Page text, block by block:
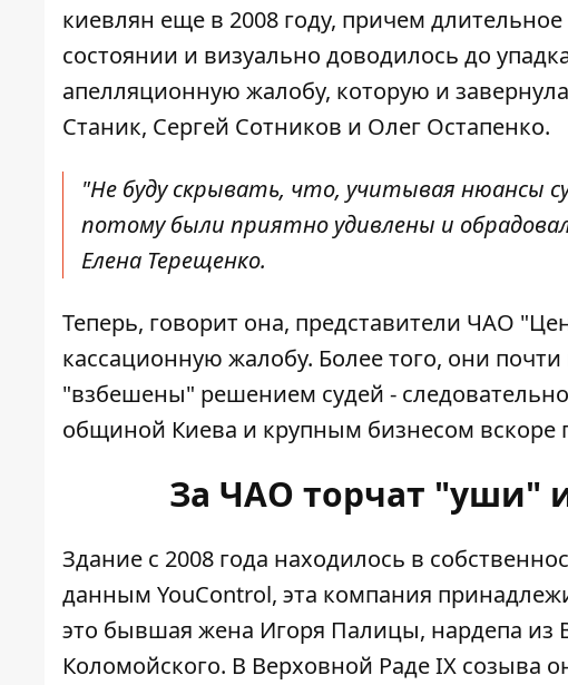
киевлян еще в 2008 году, причем
состоянии и визуально доводилось до
апелляционную жалобу, которую и
Станик, Сергей Сотников и Олег Остапенко.
"Не буду скрывать, что, учитывая нюансы
потому были приятно удивлены и
Елена Терещенко.
Теперь, говорит она, представители ЧАО
кассационную жалобу. Более того, они
"взбешены" решением судей -
общиной Киева и крупным бизнесом вскоре
За ЧАО торчат "уши"
Здание с 2008 года находилось в
данным YouControl, эта компания
это бывшая жена Игоря Палицы, нардепа из
Коломойского. В Верховной Раде IX созыва